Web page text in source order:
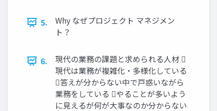
5.
Why なぜプロジェクト マネジメン
ト？
6.
現代の業務の課題と求められる人材 
現代は業務が複雑化・多様化している
答えが分からない中で戸惑いながら
業務をしている やることが多いよう
に見えるが何が大事なのか分からない